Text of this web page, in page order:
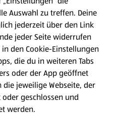
Auswahl zu treffen. Deine
jederzeit über den Link
jeder Seite widerrufen
den Cookie-Einstellungen
die du in weiteren Tabs
oder der App geöffnet
jeweilige Webseite, der
geschlossen und
werden.